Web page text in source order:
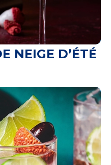
NEIGE D’ÉTÉ